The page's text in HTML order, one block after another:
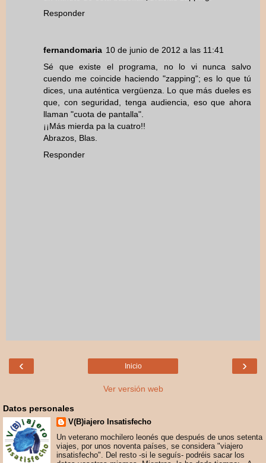
Responder
fernandomaria 10 de junio de 2012 a las 11:41
Sé que existe el programa, no lo vi nunca salvo
cuendo me coincide haciendo "zapping"; es lo que tú
dices, una auténtica vergüenza. Lo que más dueles es
que, con seguridad, tenga audiencia, eso que ahora
llaman "cuota de pantalla".
¡¡Más mierda pa la cuatro!!
Abrazos, Blas.
Responder
‹ ›
Inicio
Ver versión web
Datos personales
V(B)iajero Insatisfecho
Un veterano mochilero leonés que después de unos setenta
viajes, por unos noventa países, se considera "viajero
insatisfecho". Del resto -si le seguís- podréis sacar los